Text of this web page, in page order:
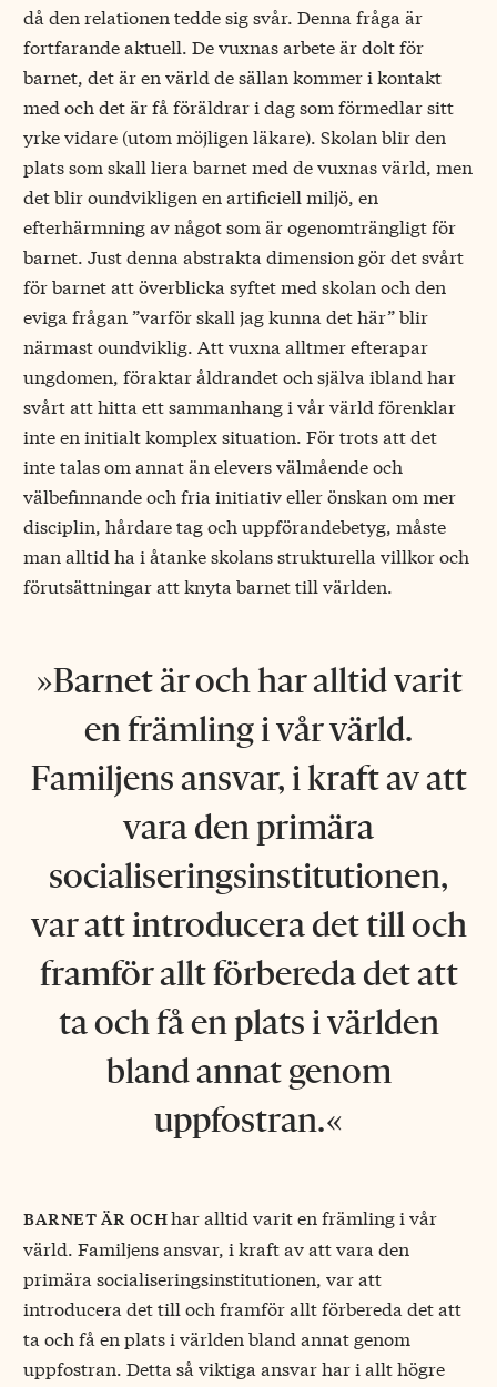
då den relationen tedde sig svår. Denna fråga är
fortfarande aktuell. De vuxnas arbete är dolt för
barnet, det är en värld de sällan kommer i kontakt
med och det är få föräldrar i dag som förmedlar sitt
yrke vidare (utom möjligen läkare). Skolan blir den
plats som skall liera barnet med de vuxnas värld, men
det blir oundvikligen en artificiell miljö, en
efterhärmning av något som är ogenomträngligt för
barnet. Just denna abstrakta dimension gör det svårt
för barnet att överblicka syftet med skolan och den
eviga frågan ”varför skall jag kunna det här” blir
närmast oundviklig. Att vuxna alltmer efterapar
ungdomen, föraktar åldrandet och själva ibland har
svårt att hitta ett sammanhang i vår värld förenklar
inte en initialt komplex situation. För trots att det
inte talas om annat än elevers välmående och
välbefinnande och fria initiativ eller önskan om mer
disciplin, hårdare tag och uppförandebetyg, måste
man alltid ha i åtanke skolans strukturella villkor och
förutsättningar att knyta barnet till världen.
Barnet är ochhar alltid varit
en främling i vår värld.
Familjens ansvar, i kraft av att
vara den primära
socialiseringsinstitutionen,
var att introducera det till och
framför allt förbereda det att
ta och få en plats i världen
bland annat genom
uppfostran.
barnet är ochhar alltid varit en främling i vår
värld. Familjens ansvar, i kraft av att vara den
primära socialiseringsinstitutionen, var att
introducera det till och framför allt förbereda det att
ta och få en plats i världen bland annat genom
uppfostran. Detta så viktiga ansvar har i allt högre